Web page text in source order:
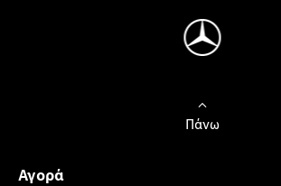
Πάνω
Αγορά